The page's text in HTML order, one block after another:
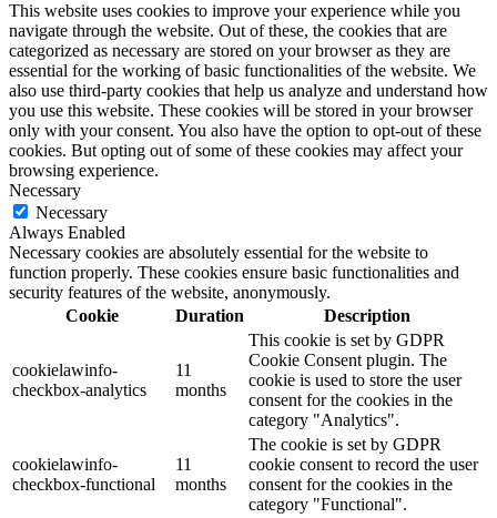
This website uses cookies to improve your experience while you
navigate through the website. Out of these, the cookies that are
categorized as necessary are stored on your browser as they are
essential for the working of basic functionalities of the website. We
also use third-party cookies that help us analyze and understand how
you use this website. These cookies will be stored in your browser
only with your consent. You also have the option to opt-out of these
cookies. But opting out of some of these cookies may affect your
browsing experience.
Necessary
Necessary
Always Enabled
Necessary cookies are absolutely essential for the website to
function properly. These cookies ensure basic functionalities and
security features of the website, anonymously.
Cookie
Duration Description
cookielawinfo-
checkbox-analytics
11
months
This cookie is set by GDPR
Cookie Consent plugin. The
cookie is used to store the user
consent for the cookies in the
category "Analytics".
cookielawinfo-
checkbox-functional
11
months
The cookie is set by GDPR
cookie consent to record the user
consent for the cookies in the
category "Functional".